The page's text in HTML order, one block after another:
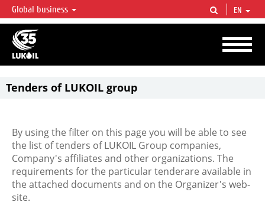
LUKOIL OVERVIEW
LUKOIL is one of the largest oil & gas vertical integrated companies in the world
accounting for over 2% of crude production and circa 1% of proved hydrocarbon
reserves globally.
Global business EN
Tenders of LUKOIL group
By using the filter on this page you will be able to see
the list of tenders of LUKOIL Group companies,
Company's affiliates and other organizations. The
requirements for the particular tenderare available in
the attached documents and on the Organizer's web-
site.